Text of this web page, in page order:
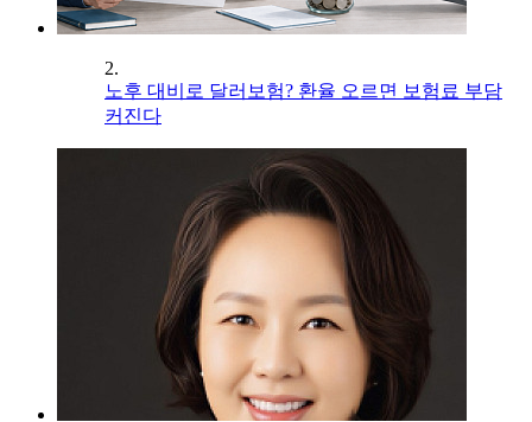
2.
노후 대비로 달러보험? 환율 오르면 보험료 부담
커진다